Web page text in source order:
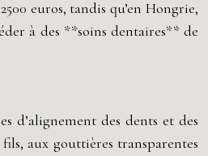
euros, tandis qu’en Hongrie,
à des **soins dentaires** de
d’alignement des dents et des
aux gouttières transparentes